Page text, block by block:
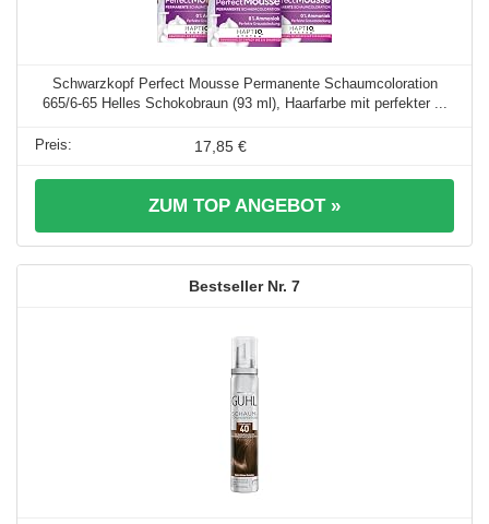
Schwarzkopf Perfect Mousse Permanente Schaumcoloration
665/6-65 Helles Schokobraun (93 ml), Haarfarbe mit perfekter ...
17,85 €
ZUM TOP ANGEBOT »
7